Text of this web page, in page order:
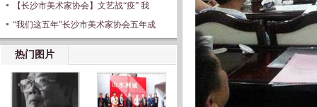
【长沙市美术家协会】文艺战“疫” 我
“我们这五年”长沙市美术家协会五年成
热门图片